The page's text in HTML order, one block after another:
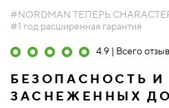
#NORDMAN ТЕПЕРЬ
#1 год расширенная гарантия
4.9 | Всего
БЕЗОПАСНОСТЬ
ЗАСНЕЖЕННЫХ